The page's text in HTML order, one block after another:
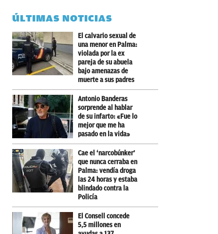
ÚLTIMAS NOTICIAS
El calvario sexual de
una menor en Palma:
violada por la ex
pareja de su abuela
bajo amenazas de
muerte a sus padres
Antonio Banderas
sorprende al hablar
de su infarto: «Fue lo
mejor que me ha
pasado en la vida»
Cae el ‘narcobúnker’
que nunca cerraba en
Palma: vendía droga
las 24 horas y estaba
blindado contra la
Policía
El Consell concede
5,5 millones en